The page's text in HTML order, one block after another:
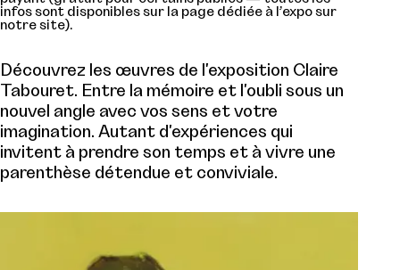
infos sont disponibles sur la page dédiée à l’expo sur
notre site).
Découvrez les œuvres de l'exposition Claire
Tabouret. Entre la mémoire et l'oubli sous un
nouvel angle avec vos sens et votre
imagination. Autant d'expériences qui
invitent à prendre son temps et à vivre une
parenthèse détendue et conviviale.